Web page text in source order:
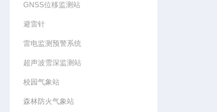
GNSS位移监测站
避雷针
雷电监测预警系统
超声波雪深监测站
校园气象站
森林防火气象站